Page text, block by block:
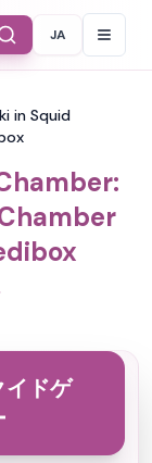
Select
JA
in Squid
イドゲ